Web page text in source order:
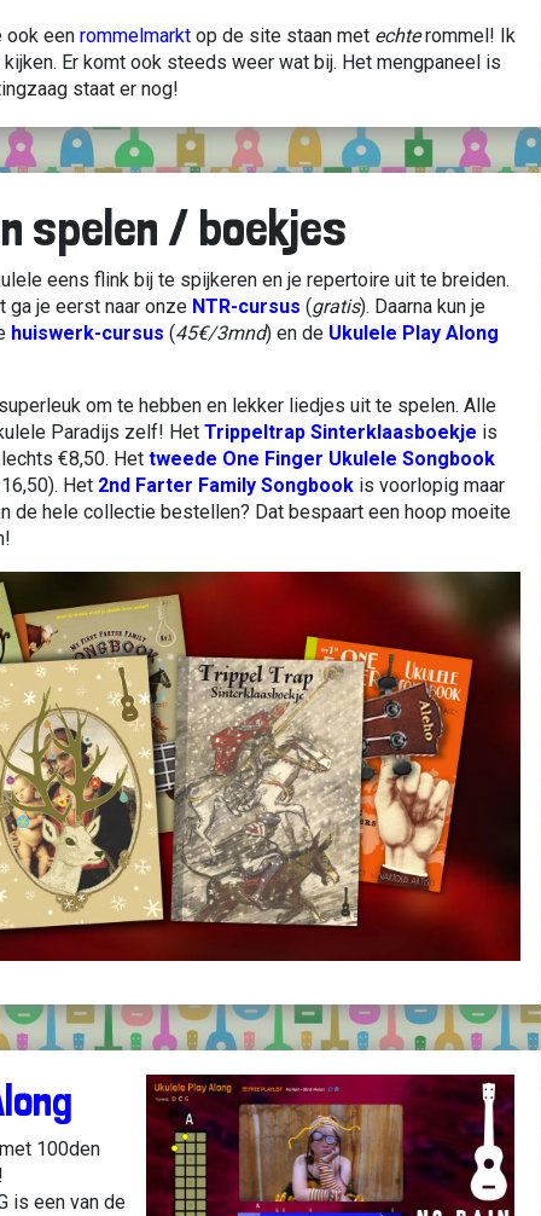
ook een rommelmarkt op de site staan met echterommel! Ik
Er komt ook steeds weer wat bij. Het mengpaneel is
staat er nog!
spelen / boekjes
eens flink bij te spijkeren en je repertoire uit te breiden.
ga je eerst naar onze NTR-cursus (gratis). Daarna kun je
huiswerk-cursus (45€/3mnd) en de Ukulele Play Along
om te hebben en lekker liedjes uit te spelen. Alle
Paradijs zelf! Het Trippeltrap Sinterklaasboekje is
€8,50. Het tweede One Finger Ukulele Songbook
Het 2nd Farter Family Songbook is voorlopig maar
de hele collectie bestellen? Dat bespaart een hoop moeite
100den
is een van de